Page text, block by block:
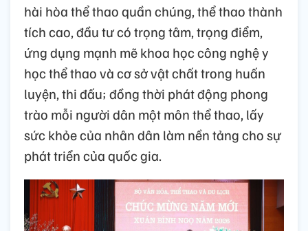
hài hòa thể thao quần chúng, thể thao thành
tích cao, đầu tư có trọng tâm, trọng điểm,
ứng dụng mạnh mẽ khoa học công nghệ y
học thể thao và cơ sở vật chất trong huấn
luyện, thi đấu; đồng thời phát động phong
trào mỗi người dân một môn thể thao, lấy
sức khỏe của nhân dân làm nền tảng cho sự
phát triển của quốc gia.